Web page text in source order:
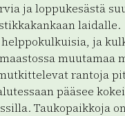
ja loppukesästä
laidalle.
ja
muutamaa
rantoja
pääsee
Taukopaikkoja